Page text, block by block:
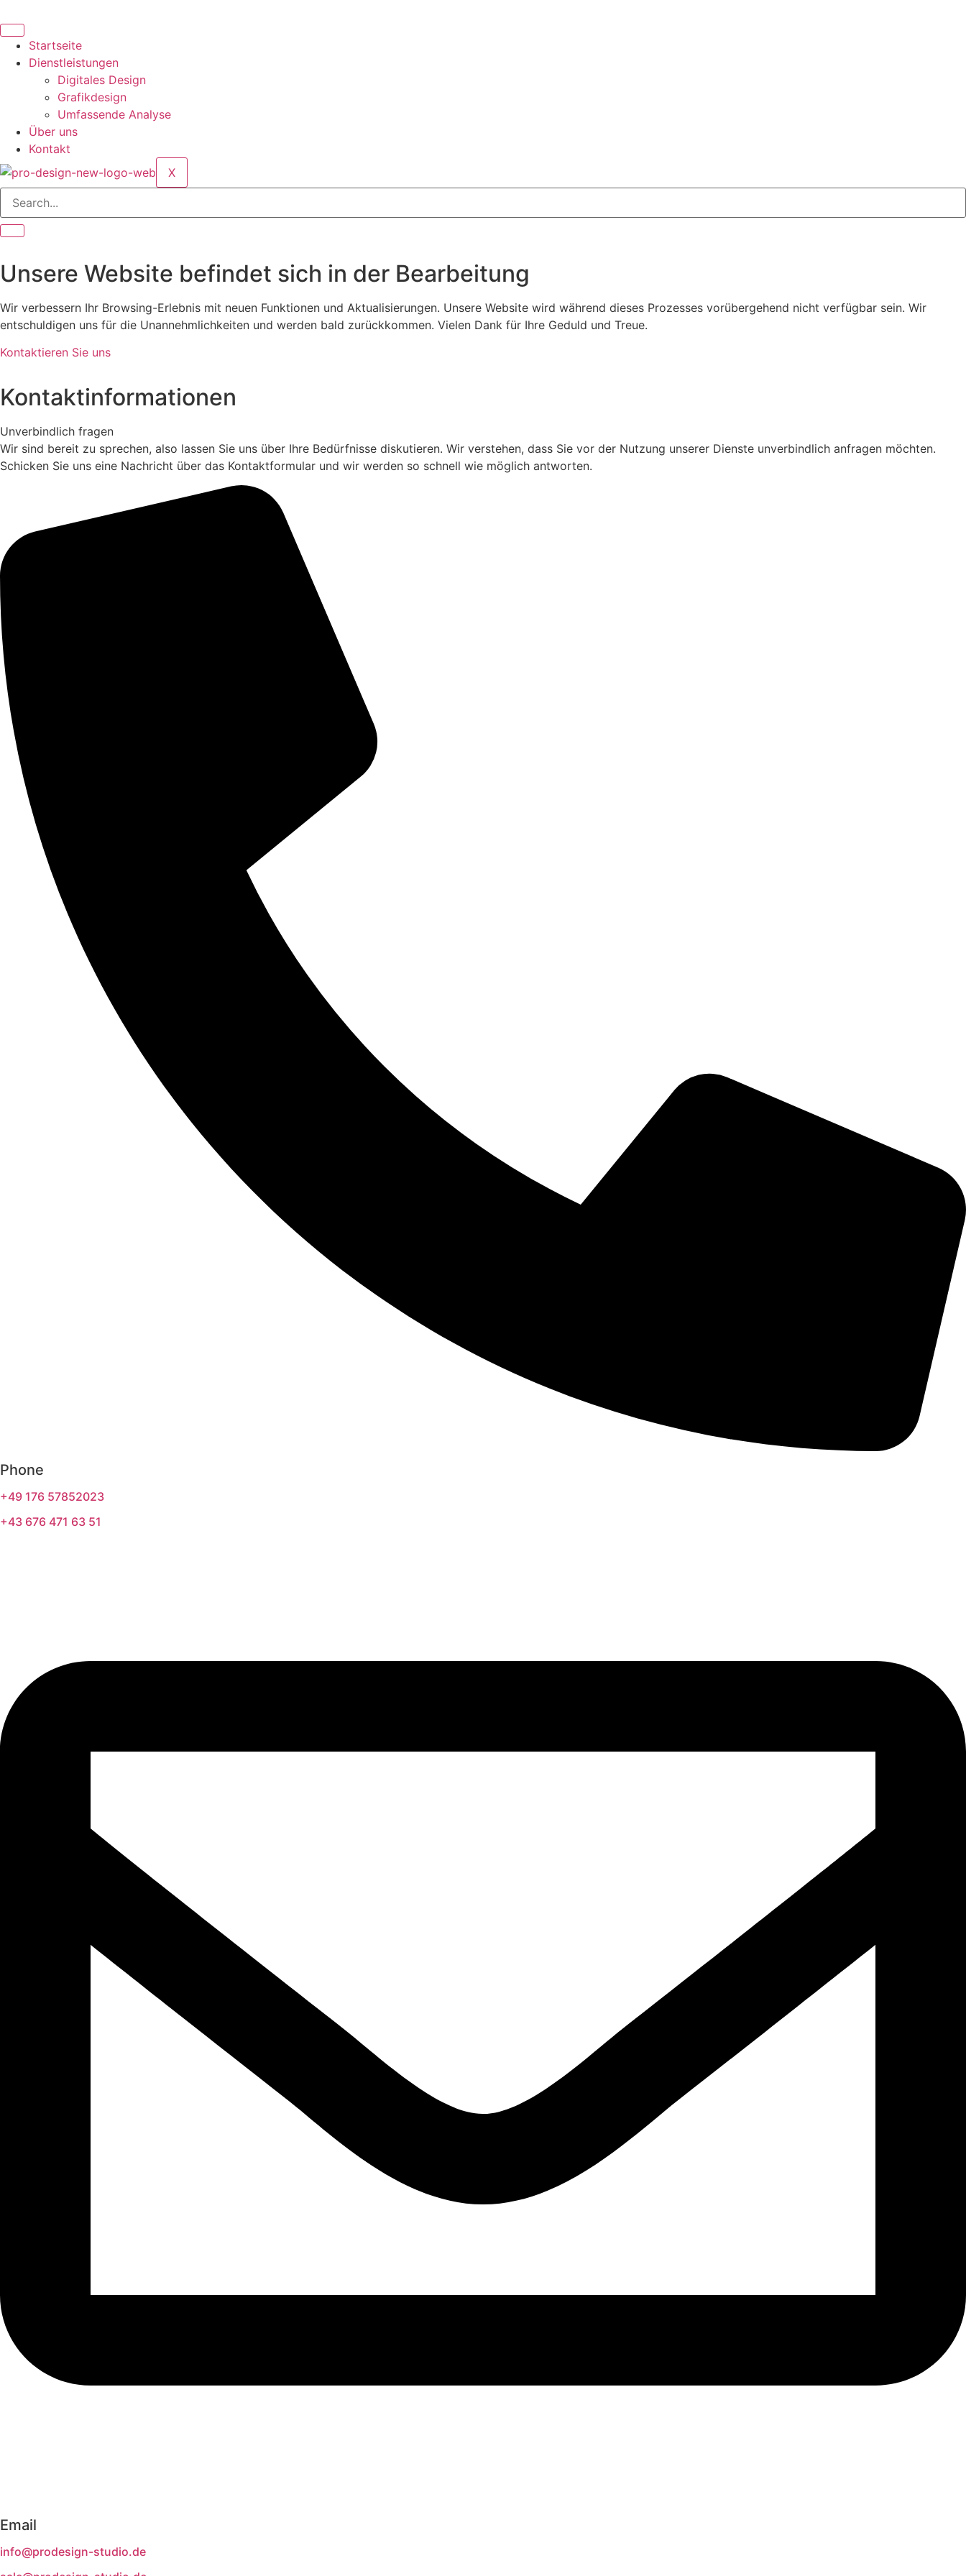
to
contentStartseite
Dienstleistungen
Digitales Design
Grafikdesign
Umfassende Analyse
Über uns
Kontakt
X
Unsere Website befindet sich in der Bearbeitung
Wir verbessern Ihr Browsing-Erlebnis mit neuen Funktionen und Aktualisierungen. Unsere Website wird während dieses Prozesses vorübergehend nicht verfügbar sein. Wir
entschuldigen uns für die Unannehmlichkeiten und werden bald zurückkommen. Vielen Dank für Ihre Geduld und Treue.
Kontaktieren Sie uns
Kontaktinformationen
Unverbindlich fragen
Wir sind bereit zu sprechen, also lassen Sie uns über Ihre Bedürfnisse diskutieren. Wir verstehen, dass Sie vor der Nutzung unserer Dienste unverbindlich anfragen möchten.
Schicken Sie uns eine Nachricht über das Kontaktformular und wir werden so schnell wie möglich antworten.
Phone
+49 176 57852023
+43 676 471 63 51
Email
info@prodesign-studio.de